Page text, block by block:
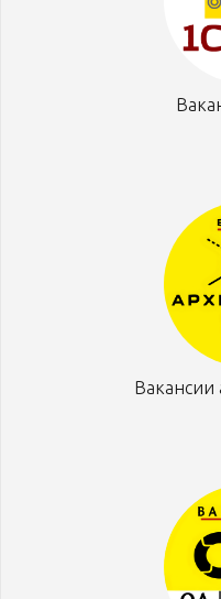
Вакансии